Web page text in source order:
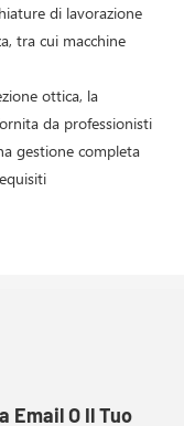
di lavorazione
tra cui macchine
ottica, la
da professionisti
gestione completa
Email O Il Tuo